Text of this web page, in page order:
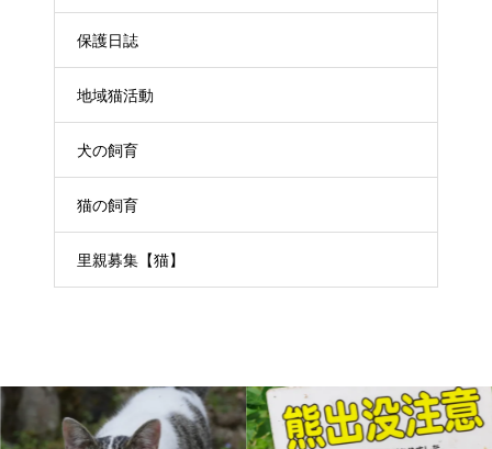
保護日誌
地域猫活動
犬の飼育
猫の飼育
里親募集【猫】